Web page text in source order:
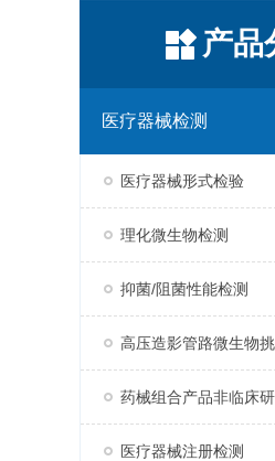
产品
医疗器械检测
医疗器械形式检验
理化微生物检测
抑菌/阻菌性能检测
高压造影管路微生物
药械组合产品非临床
医疗器械注册检测